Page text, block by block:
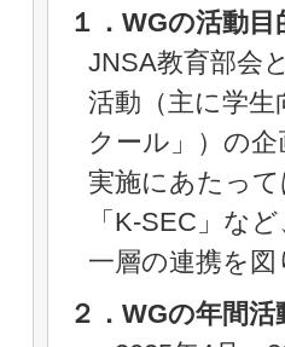
１．WGの活動目
JNSA教育部会
活動（主に学
クール」）の
実施にあたっ
「K-SEC」な
一層の連携を
２．WGの年間活